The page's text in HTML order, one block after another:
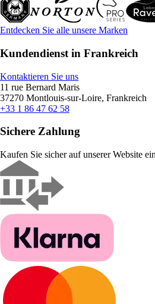
Entdecken Sie alle unsere Marken
Kundendienst in Frankreich
Kontaktieren Sie uns
11 rue Bernard Maris
37270 Montlouis-sur-Loire, Frankreich
+33 1 86 47 62 58
Sichere Zahlung
Kaufen Sie sicher auf unserer Website ein